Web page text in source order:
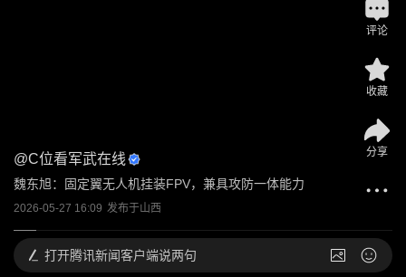
@C位看军武在线
魏东旭：固定翼无人机挂装FPV，兼具攻防一体能力
2026-05-27 16:09 发布于山西
评论
收藏
分享
打开腾讯新闻客户端说两句